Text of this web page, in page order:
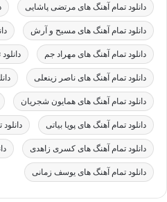
دانلود تمام آهنگ های مرتضی پاشایی
دانلود تمام آهنگ های مسیح و آرش
دانلود تمام آهنگ های مهراد جم
دانلود تمام آهنگ های ناصر زینعلی
دانلود تمام آهنگ های همایون شجریان
دانلود تمام آهنگ های پویا بیاتی
دانلود تمام آهنگ های کسری زاهدی
دانلود تمام آهنگ های یوسف زمانی